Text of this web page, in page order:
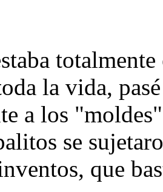
la vida,
a los
se
que